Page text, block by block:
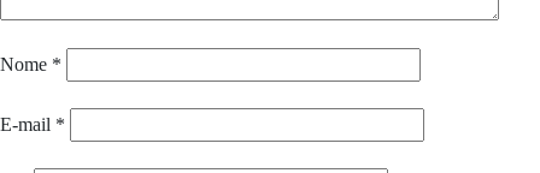
Nome *
E-mail *